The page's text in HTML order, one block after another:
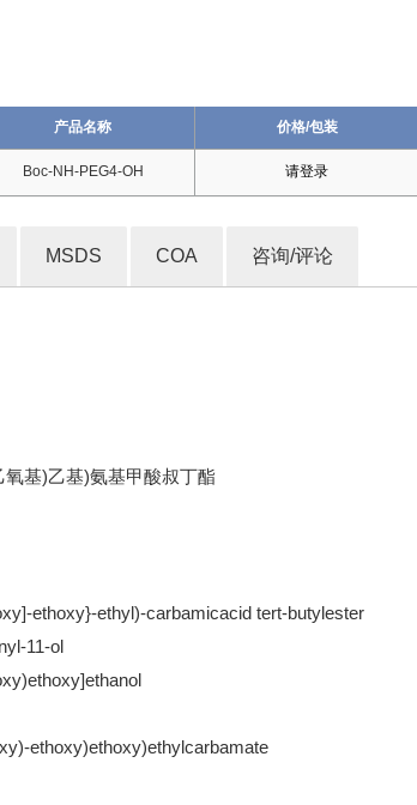
产品名称 价格/包装
Boc-NH-PEG4-OH 请登录
MSDS COA 咨询/评论
基)乙基)氨基甲酸叔丁酯
ethoxy}-ethyl)-carbamicacid tert-butylester
11-ol
ethoxy)ethoxy)ethylcarbamate